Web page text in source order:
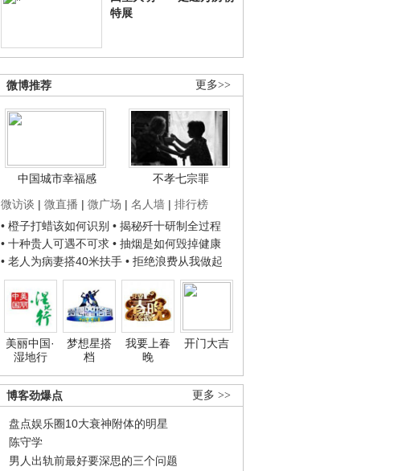
特展
更多>>
微博推荐
中国城市幸福感
不孝七宗罪
微访谈 | 微直播 | 微广场 | 名人墙 | 排行榜
• 橙子打蜡该如何识别 • 揭秘歼十研制全过程
• 十种贵人可遇不可求 • 抽烟是如何毁掉健康
• 老人为病妻搭40米扶手 • 拒绝浪费从我做起
美丽中国·
湿地行
梦想星搭
档
我要上春
晚
开门大吉
更多 >>
博客劲爆点
盘点娱乐圈10大衰神附体的明星
陈守学
男人出轨前最好要深思的三个问题